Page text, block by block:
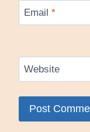
Email *
Website